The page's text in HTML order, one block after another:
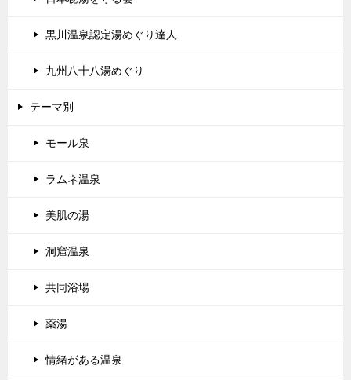
黒川温泉認定湯めぐり達人
九州八十八湯めぐり
テーマ別
モール泉
ラムネ温泉
美肌の湯
洞窟温泉
共同浴場
薬湯
情緒がある温泉